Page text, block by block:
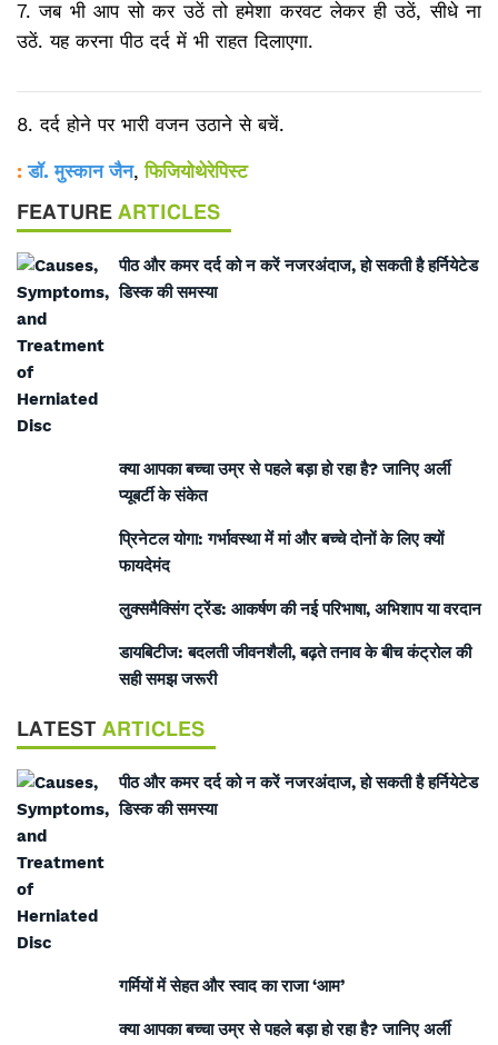
7. जब भी आप सो कर उठें तो हमेशा करवट लेकर ही उठें, सीधे ना
उठें. यह करना पीठ दर्द में भी राहत दिलाएगा.
8. दर्द होने पर भारी वजन उठाने से बचें.
: डॉ. मुस्कान जैन, फिजियोथेरेपिस्ट
FEATURE ARTICLES
पीठ और कमर दर्द को न करें नजरअंदाज, हो सकती है हर्नियेटेड
डिस्क की समस्या
क्या आपका बच्चा उम्र से पहले बड़ा हो रहा है? जानिए अर्ली
प्यूबर्टी के संकेत
प्रिनेटल योगा: गर्भावस्था में मां और बच्चे दोनों के लिए क्यों
फायदेमंद
लुक्समैक्सिंग ट्रेंड: आकर्षण की नई परिभाषा, अभिशाप या वरदान
डायबिटीज: बदलती जीवनशैली, बढ़ते तनाव के बीच कंट्रोल की
सही समझ जरूरी
LATEST ARTICLES
पीठ और कमर दर्द को न करें नजरअंदाज, हो सकती है हर्नियेटेड
डिस्क की समस्या
गर्मियों में सेहत और स्वाद का राजा ‘आम’
क्या आपका बच्चा उम्र से पहले बड़ा हो रहा है? जानिए अर्ली